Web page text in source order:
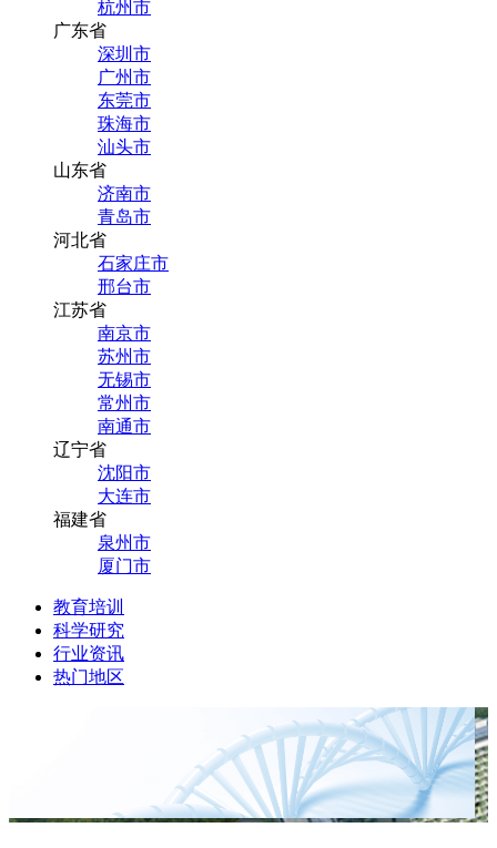
杭州市
广东省
深圳市
广州市
东莞市
珠海市
汕头市
山东省
济南市
青岛市
河北省
石家庄市
邢台市
江苏省
南京市
苏州市
无锡市
常州市
南通市
辽宁省
沈阳市
大连市
福建省
泉州市
厦门市
教育培训
科学研究
行业资讯
热门地区